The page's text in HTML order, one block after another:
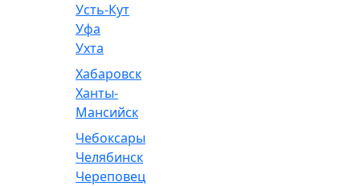
Усть-Кут
Уфа
Ухта
Хабаровск
Ханты-
Мансийск
Чебоксары
Челябинск
Череповец